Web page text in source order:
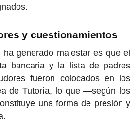
y cuestionamientos
ha generado malestar es que el
bancaria y la lista de padres
fueron colocados en los
de Tutoría, lo que —según los
una forma de presión y